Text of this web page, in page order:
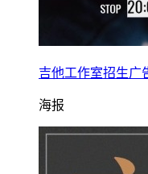
吉他工作室招生广
海报